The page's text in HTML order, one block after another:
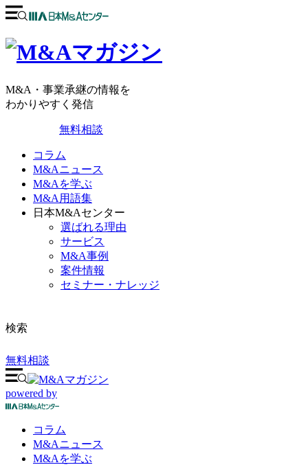
M&A・事業承継の情報を
わかりやすく発信
無料相談
コラム
M&Aニュース
M&Aを学ぶ
M&A用語集
日本M&Aセンター
選ばれる理由
サービス
M&A事例
案件情報
セミナー・ナレッジ
検索
無料相談
powered by
コラム
M&Aニュース
M&Aを学ぶ